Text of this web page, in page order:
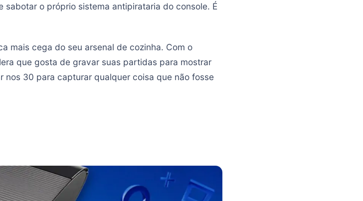
o próprio sistema antipirataria do console. É
mais cega do seu arsenal de cozinha. Com o
que gosta de gravar suas partidas para mostrar
nos 30 para capturar qualquer coisa que não fosse